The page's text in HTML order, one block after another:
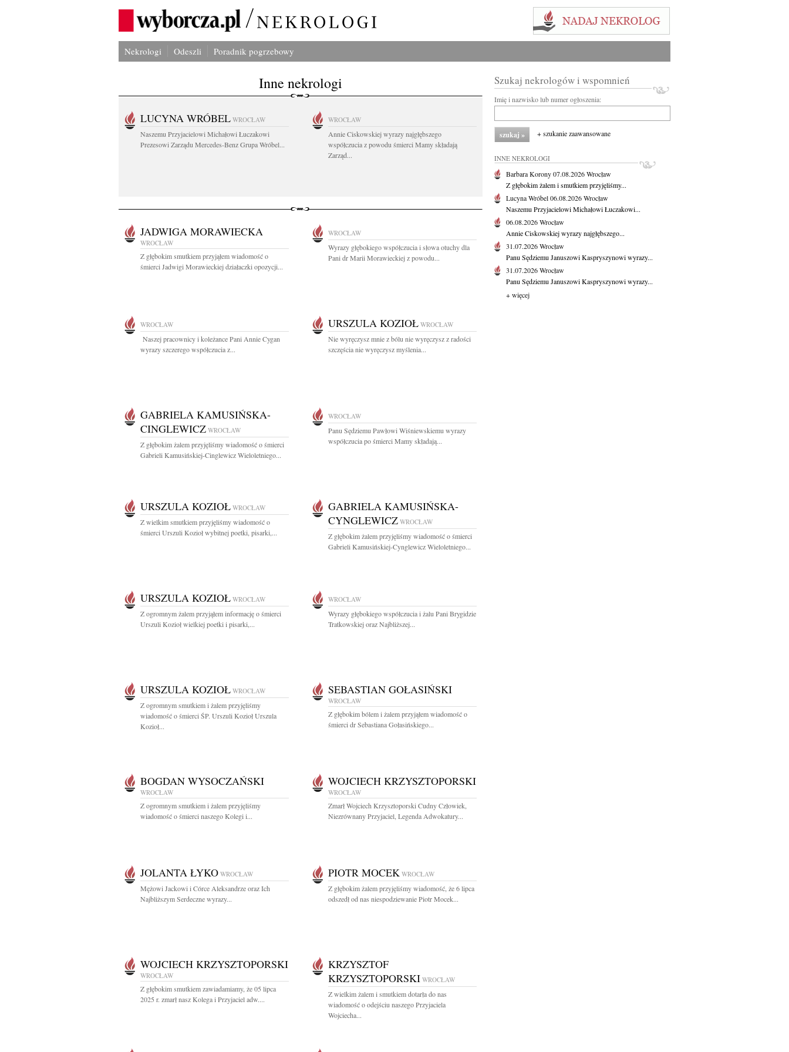
Nekrologi Odeszli Poradnik pogrzebowy
Inne nekrologi
LUCYNA WRÓBEL WROCŁAW
Naszemu Przyjacielowi Michałowi Łuczakowi
Prezesowi Zarządu Mercedes-Benz Grupa Wróbel...
WROCŁAW
Annie Ciskowskiej wyrazy najgłębszego
współczucia z powodu śmierci Mamy składają
Zarząd...
JADWIGA MORAWIECKA
WROCŁAW
Z głębokim smutkiem przyjąłem wiadomość o
śmierci Jadwigi Morawieckiej działaczki opozycji...
WROCŁAW
Wyrazy głębokiego współczucia i słowa otuchy dla
Pani dr Marii Morawieckiej z powodu...
WROCŁAW
Naszej pracownicy i koleżance Pani Annie Cygan
wyrazy szczerego współczucia z...
URSZULA KOZIOŁ WROCŁAW
Nie wyręczysz mnie z bólu nie wyręczysz z radości
szczęścia nie wyręczysz myślenia...
GABRIELA KAMUSIŃSKA-
CINGLEWICZ WROCŁAW
Z głębokim żalem przyjęliśmy wiadomość o śmierci
Gabrieli Kamusińskiej-Cinglewicz Wieloletniego...
WROCŁAW
Panu Sędziemu Pawłowi Wiśniewskiemu wyrazy
współczucia po śmierci Mamy składają...
URSZULA KOZIOŁ WROCŁAW
Z wielkim smutkiem przyjęliśmy wiadomość o
śmierci Urszuli Kozioł wybitnej poetki, pisarki,...
GABRIELA KAMUSIŃSKA-
CYNGLEWICZ WROCŁAW
Z głębokim żalem przyjęliśmy wiadomość o śmierci
Gabrieli Kamusińskiej-Cynglewicz Wieloletniego...
URSZULA KOZIOŁ WROCŁAW
Z ogromnym żalem przyjąłem informację o śmierci
Urszuli Kozioł wielkiej poetki i pisarki,...
WROCŁAW
Wyrazy głębokiego współczucia i żalu Pani Brygidzie
Tratkowskiej oraz Najbliższej...
URSZULA KOZIOŁ WROCŁAW
Z ogromnym smutkiem i żalem przyjęliśmy
wiadomość o śmierci ŚP. Urszuli Kozioł Urszula
Kozioł...
SEBASTIAN GOŁASIŃSKI
WROCŁAW
Z głębokim bólem i żalem przyjąłem wiadomość o
śmierci dr Sebastiana Gołasińskiego...
BOGDAN WYSOCZAŃSKI
WROCŁAW
Z ogromnym smutkiem i żalem przyjęliśmy
wiadomość o śmierci naszego Kolegi i...
WOJCIECH KRZYSZTOPORSKI
WROCŁAW
Zmarł Wojciech Krzysztoporski Cudny Człowiek,
Niezrównany Przyjaciel, Legenda Adwokatury...
JOLANTA ŁYKO WROCŁAW
Mężowi Jackowi i Córce Aleksandrze oraz Ich
Najbliższym Serdeczne wyrazy...
PIOTR MOCEK WROCŁAW
Z głębokim żalem przyjęliśmy wiadomość, że 6 lipca
odszedł od nas niespodziewanie Piotr Mocek...
WOJCIECH KRZYSZTOPORSKI
WROCŁAW
Z głębokim smutkiem zawiadamiamy, że 05 lipca
2025 r. zmarł nasz Kolega i Przyjaciel adw....
KRZYSZTOF
KRZYSZTOPORSKI WROCŁAW
Z wielkim żalem i smutkiem dotarła do nas
wiadomość o odejściu naszego Przyjaciela
Wojciecha...
Szukaj nekrologów i wspomnień
Imię i nazwisko lub numer ogłoszenia:
+ szukanie zaawansowane
INNE NEKROLOGI
Barbara Korony07.08.2026Wrocław
Z głębokim żalem i smutkiem przyjęliśmy...
Lucyna Wróbel06.08.2026Wrocław
Naszemu Przyjacielowi Michałowi Łuczakowi...
06.08.2026Wrocław
Annie Ciskowskiej wyrazy najgłębszego...
31.07.2026Wrocław
Panu Sędziemu Januszowi Kaspryszynowi wyrazy...
31.07.2026Wrocław
Panu Sędziemu Januszowi Kaspryszynowi wyrazy...
+ więcej